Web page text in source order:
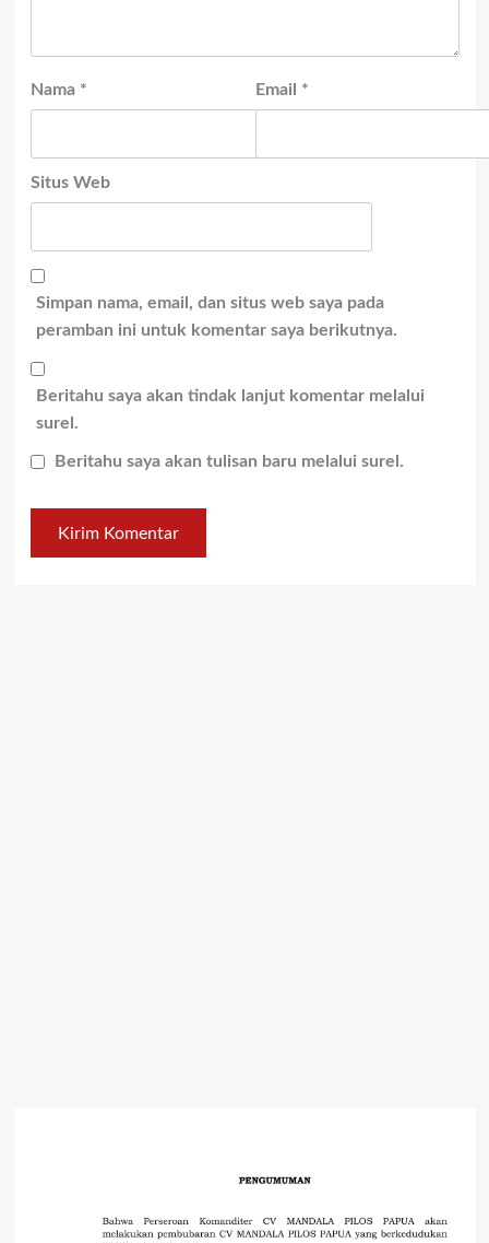
Nama * Email *
Situs Web
Simpan nama, email, dan situs web saya pada
peramban ini untuk komentar saya berikutnya.
Beritahu saya akan tindak lanjut komentar melalui
surel.
Beritahu saya akan tulisan baru melalui surel.